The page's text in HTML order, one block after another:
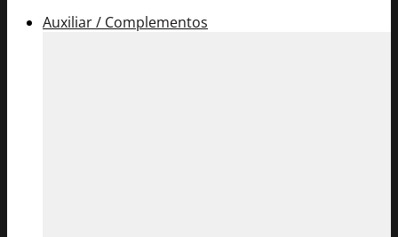
Auxiliar / Complementos